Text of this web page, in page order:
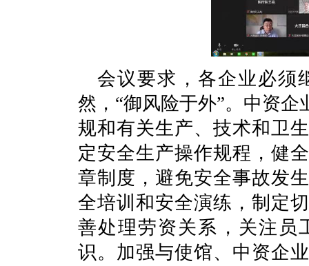
会议要求，各企业必须
然，“御风险于外”。中资
规和有关生产、技术和卫
定安全生产操作规程，健
章制度，避免安全事故发
全培训和安全演练，制定
善处理劳资关系，关注员
识。加强与使馆、中资企